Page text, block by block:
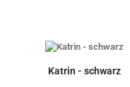
Katrin - schwarz